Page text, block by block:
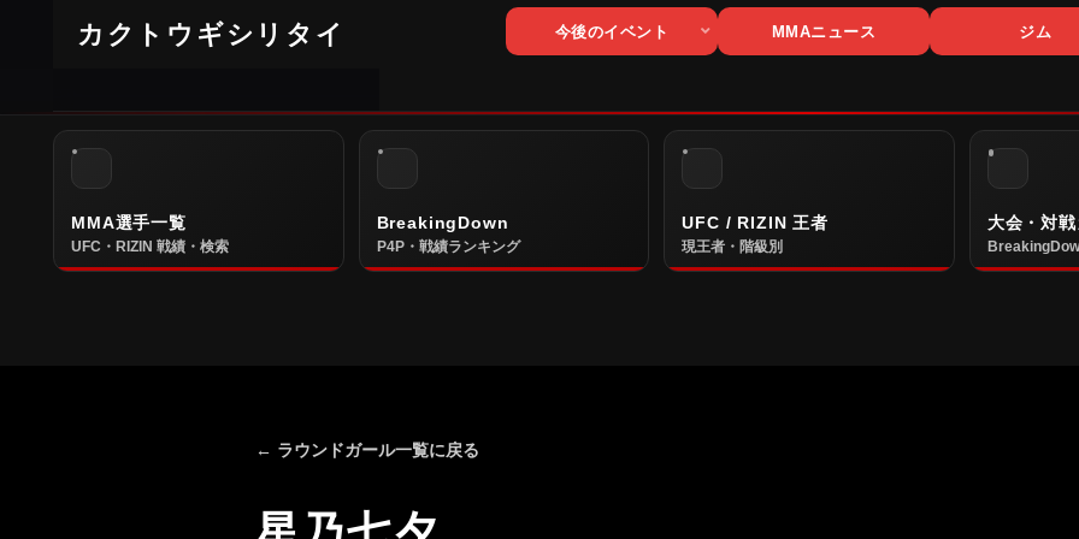
カクトウギシリタイ 今後のイベント MMAニュース ジム
MMA選手一覧
UFC・RIZIN 戦績・検索
BreakingDown
P4P・戦績ランキング
UFC / RIZIN 王者
現王者・階級別
大会・対
← ラウンドガール一覧に戻る